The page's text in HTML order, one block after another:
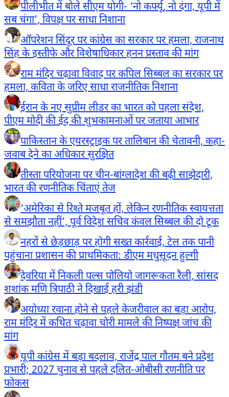
पीलीभीत में बोले सीएम योगी- ‘नो कर्फ्यू, नो दंगा, यूपी में
सब चंगा’, विपक्ष पर साधा निशाना
ऑपरेशन सिंदूर पर कांग्रेस का सरकार पर हमला, राजनाथ
सिंह के इस्तीफे और विशेषाधिकार हनन प्रस्ताव की मांग
राम मंदिर चढ़ावा विवाद पर कपिल सिब्बल का सरकार पर
हमला, कविता के जरिए साधा राजनीतिक निशाना
ईरान के नए सुप्रीम लीडर का भारत को पहला संदेश,
पीएम मोदी की ईद की शुभकामनाओं पर जताया आभार
पाकिस्तान के एयरस्ट्राइक पर तालिबान की चेतावनी, कहा-
जवाब देने का अधिकार सुरक्षित
तीस्ता परियोजना पर चीन-बांग्लादेश की बढ़ी साझेदारी,
भारत की रणनीतिक चिंताएं तेज
‘अमेरिका से रिश्ते मजबूत हों, लेकिन रणनीतिक स्वायत्तता
से समझौता नहीं’, पूर्व विदेश सचिव कंवल सिब्बल की दो टूक
नहरों से छेड़छाड़ पर होगी सख्त कार्रवाई, टेल तक पानी
पहुंचाना प्रशासन की प्राथमिकता: डीएम मधुसूदन हुल्गी
देवरिया में निकली पल्स पोलियो जागरूकता रैली, सांसद
शशांक मणि त्रिपाठी ने दिखाई हरी झंडी
अयोध्या रवाना होने से पहले केजरीवाल का बड़ा आरोप,
राम मंदिर में कथित चढ़ावा चोरी मामले की निष्पक्ष जांच की
मांग
यूपी कांग्रेस में बड़ा बदलाव, राजेंद्र पाल गौतम बने प्रदेश
प्रभारी; 2027 चुनाव से पहले दलित-ओबीसी रणनीति पर
फोकस